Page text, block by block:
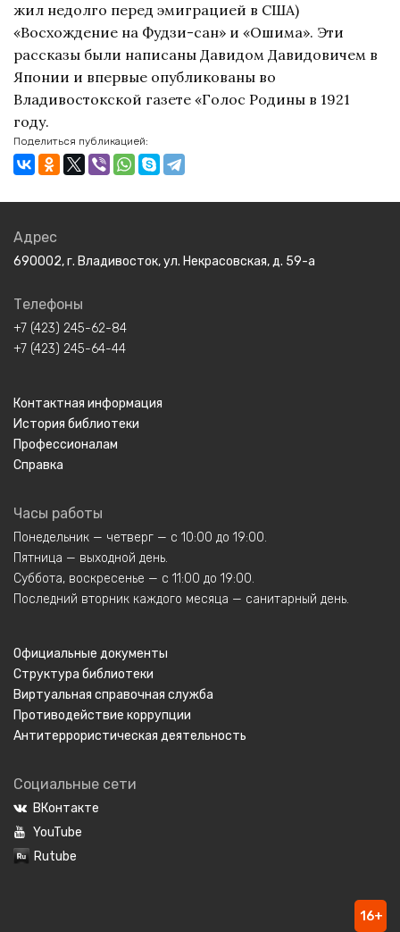
жил недолго перед эмиграцией в США)
«Восхождение на Фудзи-сан» и «Ошима». Эти
рассказы были написаны Давидом Давидовичем в
Японии и впервые опубликованы во
Владивостокской газете «Голос Родины в 1921
году.
Поделиться публикацией:
Адрес
690002, г. Владивосток, ул. Некрасовская, д. 59-а
Телефоны
+7 (423) 245-62-84
+7 (423) 245-64-44
Контактная информация
История библиотеки
Профессионалам
Справка
Часы работы
Понедельник — четверг — с 10:00 до 19:00.
Пятница — выходной день.
Суббота, воскресенье — с 11:00 до 19:00.
Последний вторник каждого месяца — санитарный день.
Официальные документы
Структура библиотеки
Виртуальная справочная служба
Противодействие коррупции
Антитеррористическая деятельность
Социальные сети
ВКонтакте
YouTube
Rutube
16+